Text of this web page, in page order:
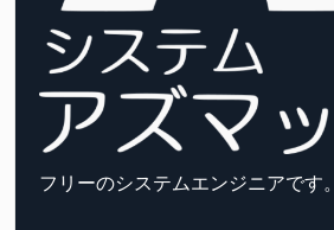
フリーのシステムエンジニアです。